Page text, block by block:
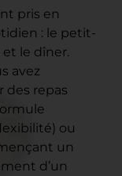
pris en
: le petit-
le dîner.
avez
des repas
ou
un
d’un